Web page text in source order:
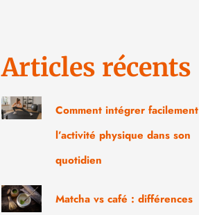
Articles récents
Comment intégrer facilement
l’activité physique dans son
quotidien
Matcha vs café : différences